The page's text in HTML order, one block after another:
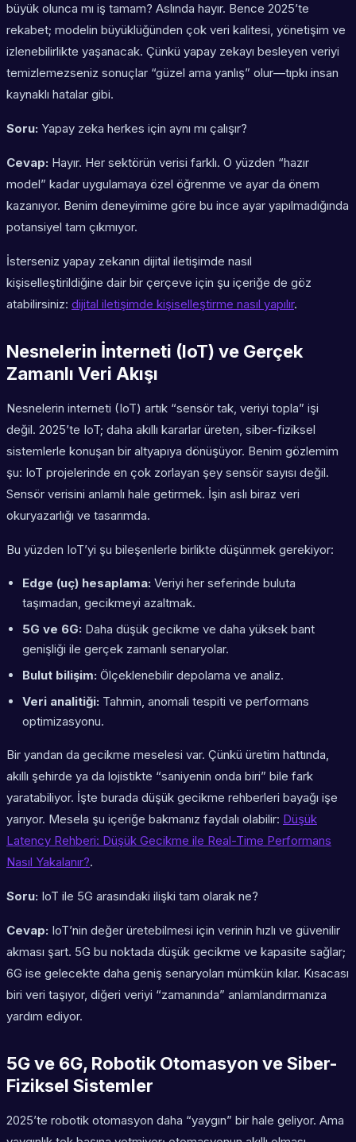
büyük olunca mı iş tamam? Aslında hayır. Bence 2025’te
rekabet; modelin büyüklüğünden çok veri kalitesi, yönetişim ve
izlenebilirlikte yaşanacak. Çünkü yapay zekayı besleyen veriyi
temizlemezseniz sonuçlar “güzel ama yanlış” olur—tıpkı insan
kaynaklı hatalar gibi.
Soru: Yapay zeka herkes için aynı mı çalışır?
Cevap: Hayır. Her sektörün verisi farklı. O yüzden “hazır
model” kadar uygulamaya özel öğrenme ve ayar da önem
kazanıyor. Benim deneyimime göre bu ince ayar yapılmadığında
potansiyel tam çıkmıyor.
İsterseniz yapay zekanın dijital iletişimde nasıl
kişiselleştirildiğine dair bir çerçeve için şu içeriğe de göz
atabilirsiniz: dijital iletişimde kişiselleştirme nasıl yapılır.
Nesnelerin İnterneti (IoT) ve Gerçek
Zamanlı Veri Akışı
Nesnelerin interneti (IoT) artık “sensör tak, veriyi topla” işi
değil. 2025’te IoT; daha akıllı kararlar üreten, siber-fiziksel
sistemlerle konuşan bir altyapıya dönüşüyor. Benim gözlemim
şu: IoT projelerinde en çok zorlayan şey sensör sayısı değil.
Sensör verisini anlamlı hale getirmek. İşin aslı biraz veri
okuryazarlığı ve tasarımda.
Bu yüzden IoT’yi şu bileşenlerle birlikte düşünmek gerekiyor:
Edge (uç) hesaplama: Veriyi her seferinde buluta
taşımadan, gecikmeyi azaltmak.
5G ve 6G: Daha düşük gecikme ve daha yüksek bant
genişliği ile gerçek zamanlı senaryolar.
Bulut bilişim: Ölçeklenebilir depolama ve analiz.
Veri analitiği: Tahmin, anomali tespiti ve performans
optimizasyonu.
Bir yandan da gecikme meselesi var. Çünkü üretim hattında,
akıllı şehirde ya da lojistikte “saniyenin onda biri” bile fark
yaratabiliyor. İşte burada düşük gecikme rehberleri bayağı işe
yarıyor. Mesela şu içeriğe bakmanız faydalı olabilir: Düşük
Latency Rehberi: Düşük Gecikme ile Real-Time Performans
Nasıl Yakalanır?.
Soru: IoT ile 5G arasındaki ilişki tam olarak ne?
Cevap: IoT’nin değer üretebilmesi için verinin hızlı ve güvenilir
akması şart. 5G bu noktada düşük gecikme ve kapasite sağlar;
6G ise gelecekte daha geniş senaryoları mümkün kılar. Kısacası
biri veri taşıyor, diğeri veriyi “zamanında” anlamlandırmanıza
yardım ediyor.
5G ve 6G, Robotik Otomasyon ve Siber-
Fiziksel Sistemler
2025’te robotik otomasyon daha “yaygın” bir hale geliyor. Ama